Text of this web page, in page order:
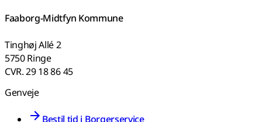
Faaborg-Midtfyn Kommune
Tinghøj Allé 2
5750 Ringe
CVR. 29 18 86 45
Genveje
Bestil tid i Borgerservice